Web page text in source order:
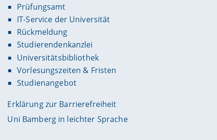
Prüfungsamt
IT-Service der Universität
Rückmeldung
Studierendenkanzlei
Universitätsbibliothek
Vorlesungszeiten & Fristen
Studienangebot
Erklärung zur Barrierefreiheit
Uni Bamberg in leichter Sprache